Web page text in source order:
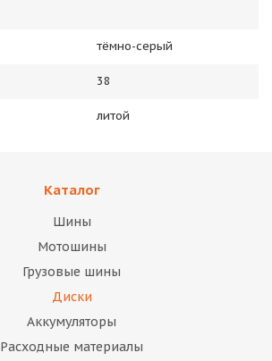
тёмно-серый
38
литой
Каталог
Шины
Мотошины
Грузовые шины
Диски
Аккумуляторы
Расходные материалы